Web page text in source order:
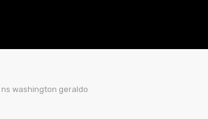
ns washington geraldo